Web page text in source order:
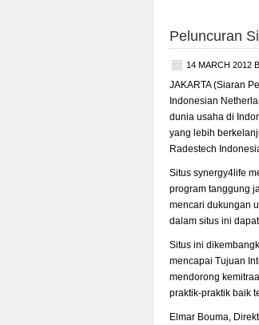
Peluncuran
14 MARCH 2012
JAKARTA (Siaran
Indonesian
dunia usaha di
yang lebih
Radestech
Situs synergy4life
program tanggung
mencari dukungan
dalam situs ini
Situs ini
mencapai Tujuan
mendorong
praktik-praktik baik
Elmar Bouma,